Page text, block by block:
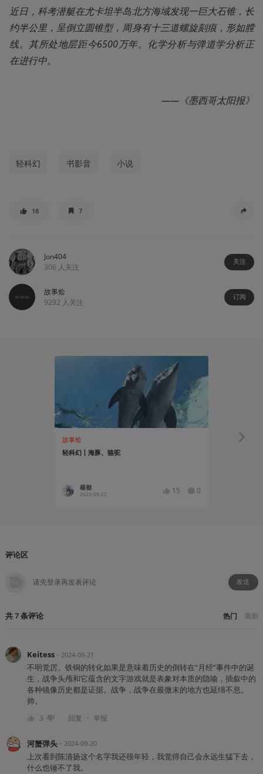
近日，科考潜艇在尤卡坦半岛北方海域发现一巨大石锥，长
约半公里，呈倒立圆锥型，周身有十三道螺旋刻痕，形如膛
线。其所处地层距今6500万年。化学分析与弹道学分析正
在进行中。
——《墨西哥太阳报》
轻科幻 书影音 小说
18 7
Jon404
306 人关注
关注
故事烩
9292 人关注
订阅
故事烩
轻科幻丨海豚、骆驼
椹都
2023-09-22 15 0
故事烩
评论区
发送
共7条评论 热门 最新
Keitess・ 2024-09-21
不明觉厉。铁铜的转化如果是意味着历史的倒转在“月经”事件中的诞
生，战争头颅和它蕴含的文字游戏就是表象对本质的隐喻，插叙中的
各种镜像历史都是证据。战争，战争在最微末的地方也延绵不息。
帅。
3 回复 ・ 举报
河蟹弹头・ 2024-09-20
上次看到陈清扬这个名字我还很年轻，我觉得自己会永远生猛下去，
什么也锤不了我。